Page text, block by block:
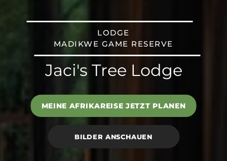
LODGE
MADIKWE GAME RESERVE
Jaci's Tree Lodge
MEINE AFRIKAREISE JETZT PLANEN
BILDER ANSCHAUEN